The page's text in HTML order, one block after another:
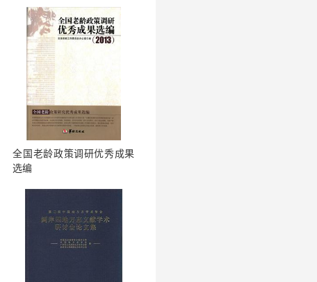
全国老龄政策调研优秀成果
选编